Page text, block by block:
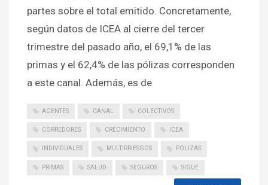
partes sobre el total emitido. Concretamente,
según datos de ICEA al cierre del tercer
trimestre del pasado año, el 69,1% de las
primas y el 62,4% de las pólizas corresponden
a este canal. Además, es de
AGENTES CANAL COLECTIVOS
CORREDORES CRECIMIENTO ICEA
INDIVIDUALES MULTIRRIESGOS POLIZAS
PRIMAS SALUD SEGUROS SIGUE